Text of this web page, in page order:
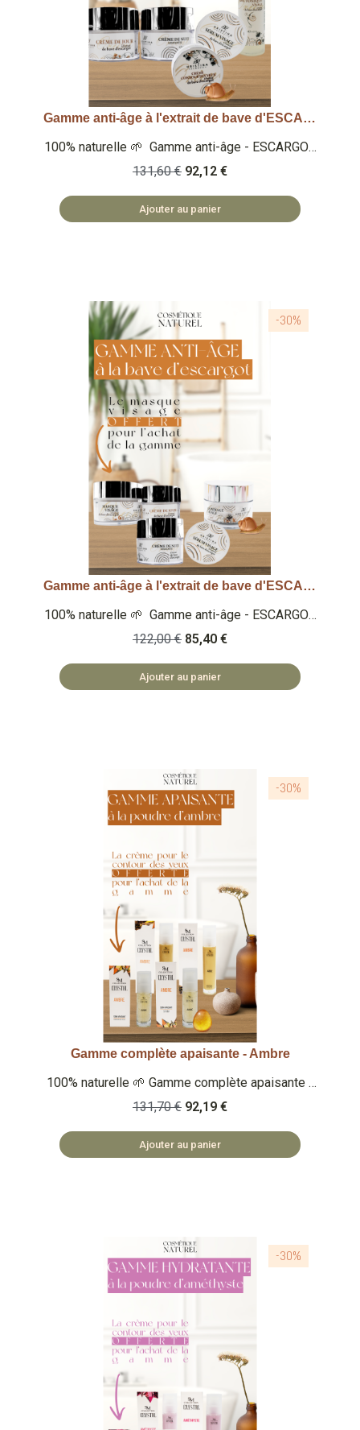
Aperçu rapide Gamme anti-âge à l'extrait de bave d'ESCARGOT - 5 produits - spéciale routine journalière
100% naturelle 🌱 Gamme anti-âge - ESCARGOT
🐌 - Gel tonique (OFFERT - 125ml) - Sérum
visage (25 ml) - Crème de jour (50ml) - Crème
de nuit (50ml) - Crème contour de yeux (25ml) 🏡
COSMÉTIQUES FABRIQUÉS EN BULGARIE 🌿
131,60 € 92,12 €
Ajouter au panier
Aperçu rapide
-30%
Gamme anti-âge à l'extrait de bave d'ESCARGOT - 5 produits - soin du visage
100% naturelle 🌱 Gamme anti-âge - ESCARGOT
🐌 - Masque visage (OFFERT - 100ml) -
Gommage visage (100ml) - Sérum visage (25
ml) - Crème de jour (50ml) - Crème de nuit
(50ml) 🏡 COSMÉTIQUES FABRIQUÉS EN
122,00 € 85,40 €
Ajouter au panier
Aperçu rapide
-30%
Gamme complète apaisante - Ambre
100% naturelle 🌱 Gamme complète apaisante -
Ambre 🤎 Lithothérapie - Crème contour des
yeux (OFFERTE - 30ml) - Sérum visage (30ml) -
Crème de jour (50ml) - Crème de nuit (50ml) 🏡
COSMÉTIQUES FABRIQUÉS EN BULGARIE 🌿
131,70 € 92,19 €
Ajouter au panier
-30%